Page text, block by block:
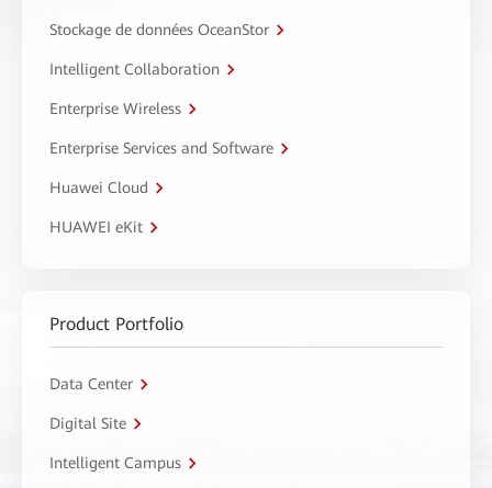
Stockage de données OceanStor
Intelligent Collaboration
Enterprise Wireless
Enterprise Services and Software
Huawei Cloud
HUAWEI eKit
Product Portfolio
Data Center
Digital Site
Intelligent Campus